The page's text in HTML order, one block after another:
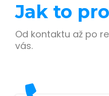
Jak to
Od kontaktu až po
vás.